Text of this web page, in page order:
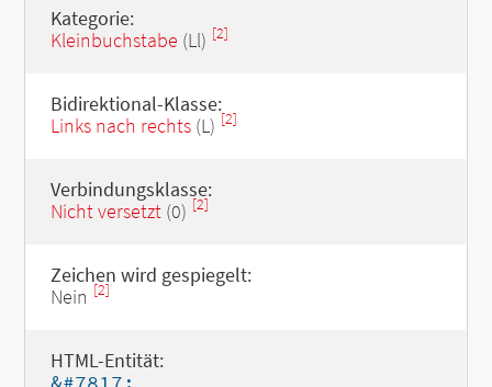
Kategorie:
Kleinbuchstabe (Ll) [2]
Bidirektional-Klasse:
Links nach rechts(L) [2]
Verbindungsklasse:
Nicht versetzt(0) [2]
Zeichen wird gespiegelt:
Nein [2]
HTML-Entität: